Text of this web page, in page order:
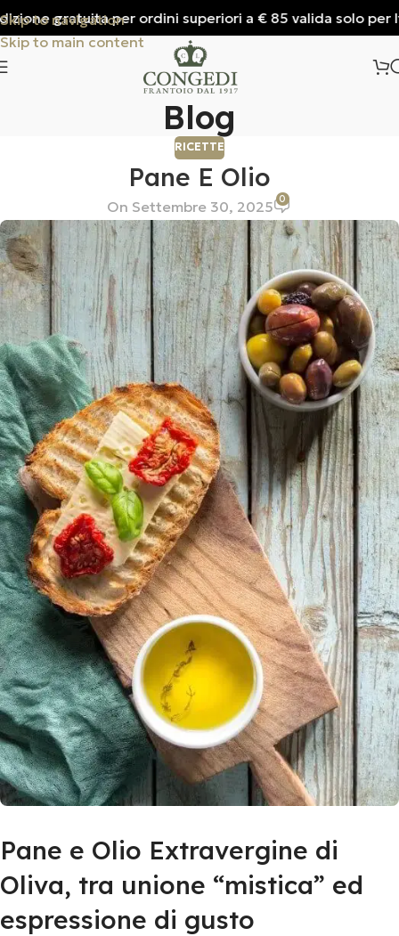
Skip to navigation
Skip to main content
gratuita per ordini superiori a € 85 valida solo per
Blog
RICETTE
Pane E Olio
On Settembre 30, 2025 0
Pane e Olio Extravergine di
Oliva, tra unione “mistica” ed
espressione di gusto